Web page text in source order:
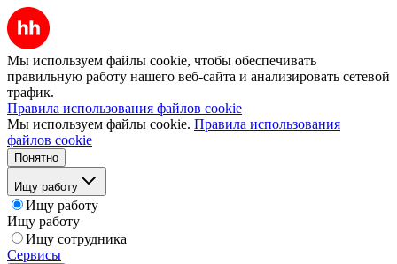
Мы используем файлы cookie, чтобы обеспечивать
правильную работу нашего веб-сайта и анализировать сетевой
трафик.
Правила использования файлов cookie
Мы используем файлы cookie. Правила использования
файлов cookie
Понятно
Ищу работу
Ищу работу
Ищу работу
Ищу сотрудника
Сервисы